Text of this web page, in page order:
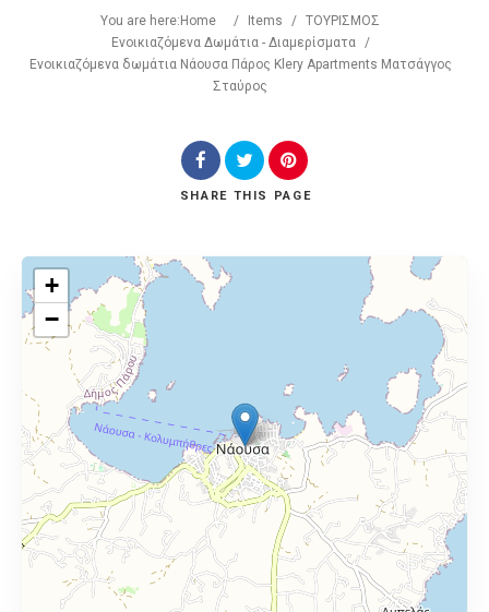
You are here: Home / Items / ΤΟΥΡΙΣΜΟΣ
Ενοικιαζόμενα Δωμάτια - Διαμερίσματα
/
Ενοικιαζόμενα δωμάτια Νάουσα Πάρος Klery Apartments Ματσάγγος
Σταύρος
SHARE THIS PAGE
+
−